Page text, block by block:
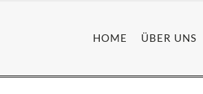
HOME ÜBER UNS